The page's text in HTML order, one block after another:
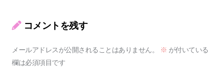
コメントを残す
メールアドレスが公開されることはありません。 ※ が付いている
欄は必須項目です